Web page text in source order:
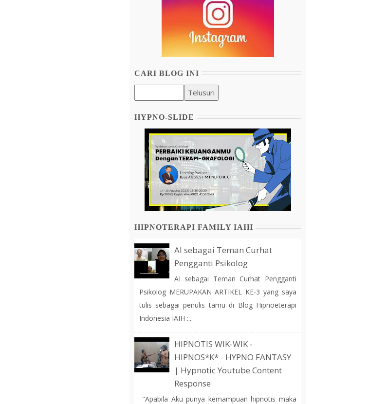
CARI BLOG INI
HYPNO-SLIDE
HIPNOTERAPI FAMILY IAIH
AI sebagai Teman Curhat
Pengganti Psikolog
AI sebagai Teman Curhat Pengganti
Psikolog MERUPAKAN ARTIKEL KE-3 yang saya
tulis sebagai penulis tamu di Blog Hipnoeterapi
Indonesia IAIH :...
HIPNOTIS WIK-WIK -
HIPNOS*K* - HYPNO FANTASY
| Hypnotic Youtube Content
Response
"Apabila Aku punya kemampuan hipnotis maka